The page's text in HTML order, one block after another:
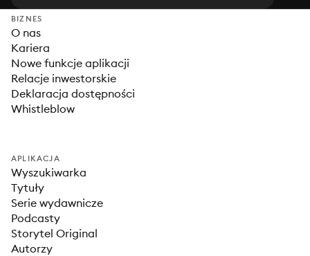
BIZNES
O nas
Kariera
Nowe funkcje aplikacji
Relacje inwestorskie
Deklaracja dostępności
Whistleblow
APLIKACJA
Wyszukiwarka
Tytuły
Serie wydawnicze
Podcasty
Storytel Original
Autorzy